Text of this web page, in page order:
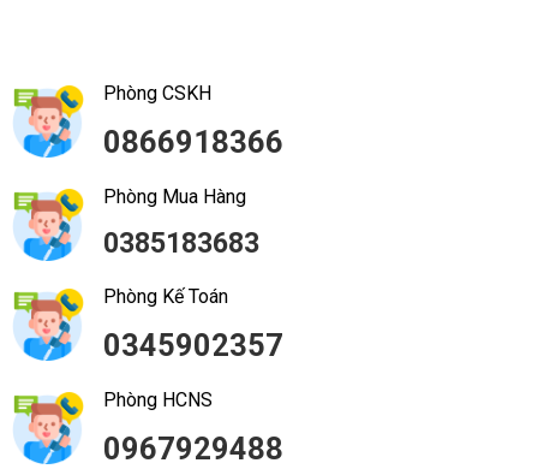
Phòng CSKH
0866918366
Phòng Mua Hàng
0385183683
Phòng Kế Toán
0345902357
Phòng HCNS
0967929488